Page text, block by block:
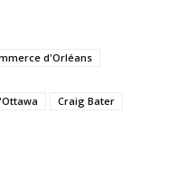
d'Orléans
Craig Bater